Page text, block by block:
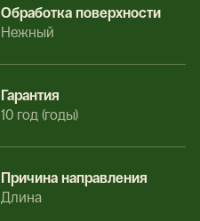
Обработка поверхности
Нежный
Гарантия
10 год (годы)
Причина направления
Длина